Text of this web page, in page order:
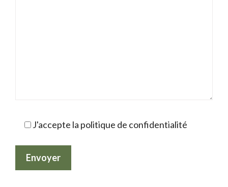
J'accepte la politique de confidentialité